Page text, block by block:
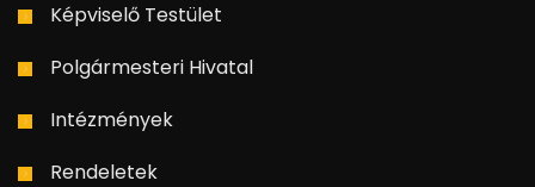
Képviselő Testület
Polgármesteri Hivatal
Intézmények
Rendeletek